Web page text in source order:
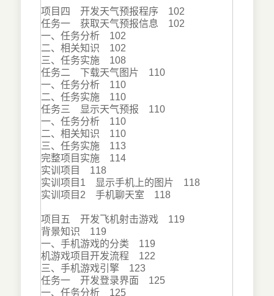
项目四 开发天气预报程序 102
任务一 获取天气预报信息 102
一、任务分析 102
二、相关知识 102
三、任务实施 108
任务二 下载天气图片 110
一、任务分析 110
二、任务实施 110
任务三 显示天气预报 110
一、任务分析 110
二、相关知识 110
三、任务实施 113
完整项目实施 114
实训项目 118
实训项目1 显示手机上的图片 118
实训项目2 手机聊天室 118
项目五 开发飞机射击游戏 119
背景知识 119
一、手机游戏的分类 119
机游戏项目开发流程 122
三、手机游戏引擎 123
任务一 开发登录界面 125
一、任务分析 125